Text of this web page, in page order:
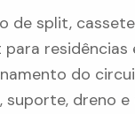
de split,
residências
do
suporte, dreno